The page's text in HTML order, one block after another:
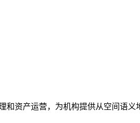
资产运营，为机构提供从空间语义